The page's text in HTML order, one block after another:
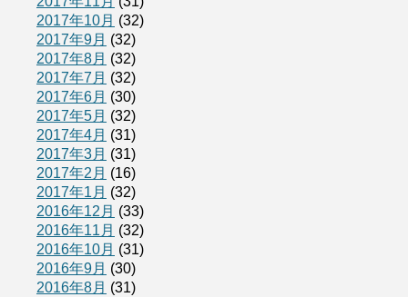
2017年10月 (32)
2017年9月 (32)
2017年8月 (32)
2017年7月 (32)
2017年6月 (30)
2017年5月 (32)
2017年4月 (31)
2017年3月 (31)
2017年2月 (16)
2017年1月 (32)
2016年12月 (33)
2016年11月 (32)
2016年10月 (31)
2016年9月 (30)
2016年8月 (31)